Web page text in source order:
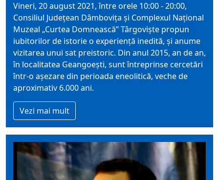
Vineri, 20 august 2021, între orele 10:00 - 20:00,
Consiliul Județean Dâmbovița și Complexul Național
Muzeal „Curtea Domnească” Târgoviște propun
iubitorilor de istorie o experiență inedită, și anume
vizitarea unui sat preistoric. Din anul 2015, an de an,
în localitatea Geangoești, sunt întreprinse cercetări
într-o așezare din perioada eneolitică, veche de
aproximativ 6.000 ani.
Vezi mai mult